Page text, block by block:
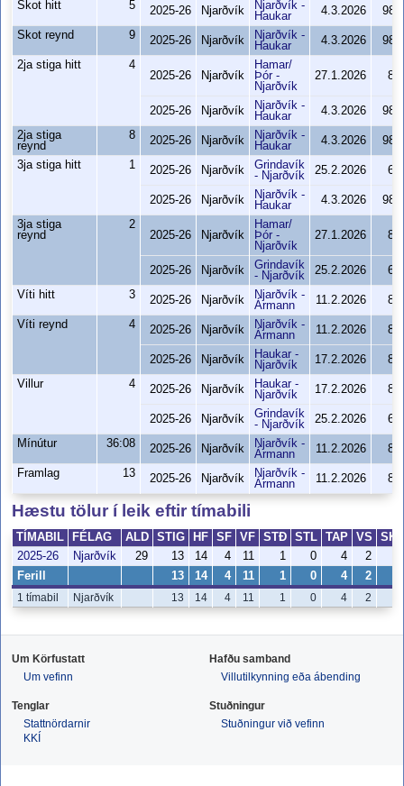
Skot hitt
5 2025-26 Njarðvík
Njarðvík -
Haukar
4.3.2026
98-
Skot reynd
9 2025-26 Njarðvík
Njarðvík -
Haukar
4.3.2026
98-
2ja stiga hitt
4
2025-26
Njarðvík
Hamar/
Þór -
Njarðvík
27.1.2026
2025-26 Njarðvík
Njarðvík -
Haukar
4.3.2026
98-
2ja stiga
reynd
8 2025-26 Njarðvík
Njarðvík -
Haukar
4.3.2026
98-
3ja stiga hitt
1 2025-26 Njarðvík
Grindavík
- Njarðvík
25.2.2026
2025-26 Njarðvík
Njarðvík -
Haukar
4.3.2026
98-
3ja stiga
reynd
2
2025-26
Njarðvík
Hamar/
Þór -
Njarðvík
27.1.2026
2025-26 Njarðvík
Grindavík
- Njarðvík
25.2.2026
Víti hitt
3 2025-26 Njarðvík
Njarðvík -
Ármann
11.2.2026
Víti reynd
4 2025-26 Njarðvík
Njarðvík -
Ármann
11.2.2026
2025-26 Njarðvík
Haukar -
Njarðvík
17.2.2026
Villur
4 2025-26 Njarðvík
Haukar -
Njarðvík
17.2.2026
2025-26 Njarðvík
Grindavík
- Njarðvík
25.2.2026
Mínútur
36:08 2025-26 Njarðvík
Njarðvík -
Ármann
11.2.2026
Framlag
13 2025-26 Njarðvík
Njarðvík -
Ármann
11.2.2026
Hæstu tölur í leik eftir tímabili
TÍMABIL FÉLAG ALD STIG HF SF VF STÐ STL TAP VS
SKH
2025-26
Njarðvík 29 13 14 4 11 1 0 4 2
Ferill 13 14 4 11 1 0 4 2
1 tímabil Njarðvík 13 14 4 11 1 0 4 2
Um Körfustatt
Um vefinn
Hafðu samband
Villutilkynning eða ábending
Tenglar
Stattnördarnir
KKÍ
Stuðningur
Stuðningur við vefinn